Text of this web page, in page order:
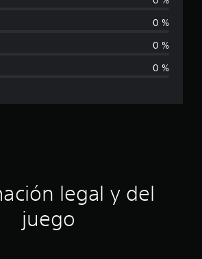
c
f
a
0 %
0 %
0 %
legal y del
juego